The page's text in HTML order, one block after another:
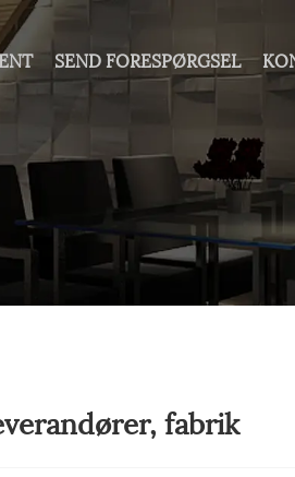
SEND FORESPØRGSEL
fabrik